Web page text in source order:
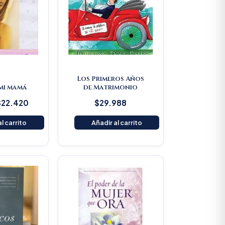
mamá
22.420
carrito
Los Primeros Años
de Matrimonio
$29.988
Añadir al carrito
price
was:
$80.500.
Current